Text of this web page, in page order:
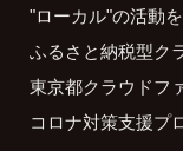
"ローカル"の活動
ふるさと納税型ク
東京都クラウドフ
コロナ対策支援プ